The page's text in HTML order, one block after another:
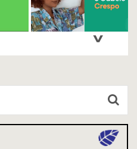
>